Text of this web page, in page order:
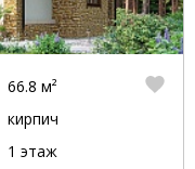
66.8 м²
кирпич
1 этаж